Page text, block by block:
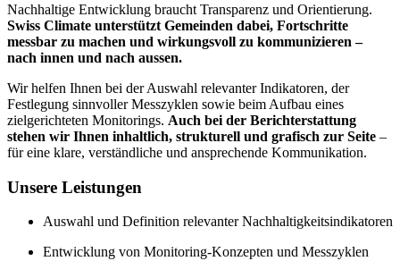
Nachhaltige Entwicklung braucht Transparenz und Orientierung.
Swiss Climate unterstützt Gemeinden dabei, Fortschritte
messbar zu machen und wirkungsvoll zu kommunizieren –
nach innen und nach aussen.
Wir helfen Ihnen bei der Auswahl relevanter Indikatoren, der
Festlegung sinnvoller Messzyklen sowie beim Aufbau eines
zielgerichteten Monitorings. Auch bei der Berichterstattung
stehen wir Ihnen inhaltlich, strukturell und grafisch zur Seite –
für eine klare, verständliche und ansprechende Kommunikation.
Unsere Leistungen
Auswahl und Definition relevanter Nachhaltigkeitsindikatoren
Entwicklung von Monitoring-Konzepten und Messzyklen